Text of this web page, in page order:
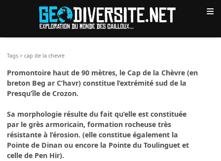
≡
Tags >cap de la chevre
Promontoire haut de 90 mètres, le Cap de la Chèvre (en
breton Beg ar C’havr) constitue l’extrémité sud de la
Presqu’île de Crozon.
Sa morphologie résulte du fait qu’elle est constituée
par le grès armoricain, formation rocheuse très
résistante à l’érosion. (elle constitue également la
Pointe de Dinan ou encore la Pointe du Toulinguet et
celle de Pen Hir).